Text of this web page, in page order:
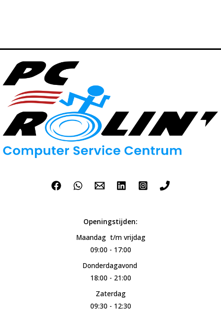
Openingstijden:
Maandag t/m vrijdag
09:00 - 17:00
Donderdagavond
18:00 - 21:00
Zaterdag
09:30 - 12:30